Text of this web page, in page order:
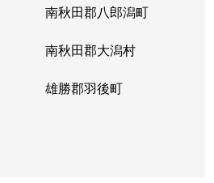
南秋田郡八郎潟町
南秋田郡大潟村
雄勝郡羽後町